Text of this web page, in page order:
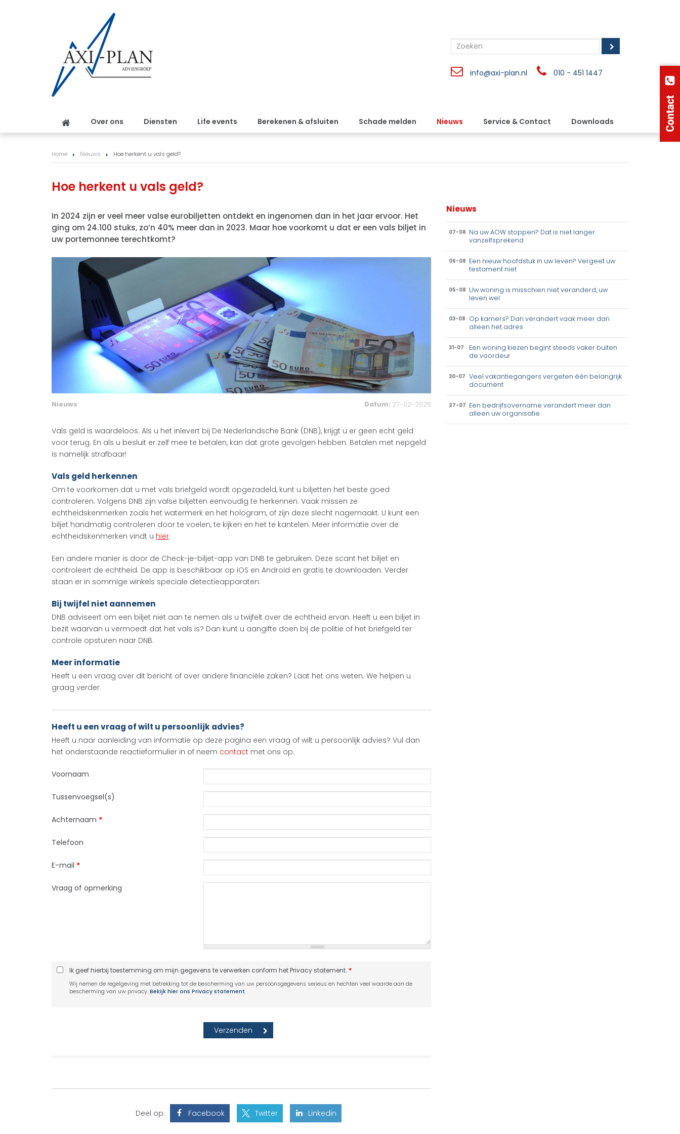
info@axi-plan.nl 010 - 451 1447
Over ons Diensten Life events Berekenen & afsluiten Schade melden Nieuws Service & Contact Downloads
Home Nieuws Hoe herkent u vals geld?
Hoe herkent u vals geld?
In 2024 zijn er veel meer valse eurobiljetten ontdekt en ingenomen dan in het jaar ervoor. Het
ging om 24.100 stuks, zo’n 40% meer dan in 2023. Maar hoe voorkomt u dat er een vals biljet in
uw portemonnee terechtkomt?
Nieuws Datum: 27-02-2025
Vals geld is waardeloos. Als u het inlevert bij De Nederlandsche Bank (DNB), krijgt u er geen echt geld
voor terug. En als u besluit er zelf mee te betalen, kan dat grote gevolgen hebben. Betalen met nepgeld
is namelijk strafbaar!
Vals geld herkennen
Om te voorkomen dat u met vals briefgeld wordt opgezadeld, kunt u biljetten het beste goed
controleren. Volgens DNB zijn valse biljetten eenvoudig te herkennen. Vaak missen ze
echtheidskenmerken zoals het watermerk en het hologram, of zijn deze slecht nagemaakt. U kunt een
biljet handmatig controleren door te voelen, te kijken en het te kantelen. Meer informatie over de
echtheidskenmerken vindt u hier.
Een andere manier is door de Check-je-biljet-app van DNB te gebruiken. Deze scant het biljet en
controleert de echtheid. De app is beschikbaar op iOS en Android en gratis te downloaden. Verder
staan er in sommige winkels speciale detectieapparaten.
Bij twijfel niet aannemen
DNB adviseert om een biljet niet aan te nemen als u twijfelt over de echtheid ervan. Heeft u een biljet in
bezit waarvan u vermoedt dat het vals is? Dan kunt u aangifte doen bij de politie of het briefgeld ter
controle opsturen naar DNB.
Meer informatie
Heeft u een vraag over dit bericht of over andere financiële zaken? Laat het ons weten. We helpen u
graag verder.
Heeft u een vraag of wilt u persoonlijk advies?
Heeft u naar aanleiding van informatie op deze pagina een vraag of wilt u persoonlijk advies? Vul dan
het onderstaande reactieformulier in of neem contact met ons op.
Voornaam
Tussenvoegsel(s)
Achternaam *
Telefoon
E-mail *
Vraag of opmerking
Ik geef hierbij toestemming om mijn gegevens te verwerken conform het Privacy statement. *
Wij nemen de regelgeving met betrekking tot de bescherming van uw persoonsgegevens serieus en hechten veel waarde aan de
bescherming van uw privacy. Bekijk hier ons Privacy statement.
Deel op: Facebook Twitter Linkedin
Nieuws
07-08 Na uw AOW stoppen? Dat is niet langer
vanzelfsprekend
06-08 Een nieuw hoofdstuk in uw leven? Vergeet uw
testament niet
05-08 Uw woning is misschien niet veranderd, uw
leven wel
03-08 Op kamers? Dan verandert vaak meer dan
alleen het adres
31-07
Een woning kiezen begint steeds vaker buiten
de voordeur
30-07 Veel vakantiegangers vergeten één belangrijk
document
27-07 Een bedrijfsovername verandert meer dan
alleen uw organisatie